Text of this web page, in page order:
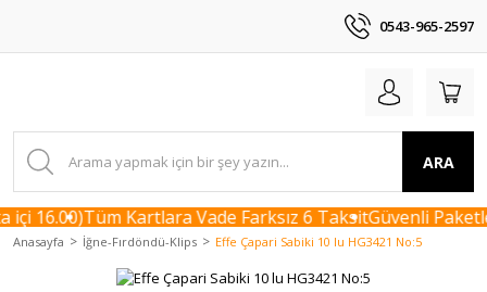
0543-965-2597
ARA
16.00)Tüm Kartlara Vade Farksız 6 TaksitGüvenli
Anasayfa İğne-Fırdöndü-Klips Effe Çapari Sabiki 10 lu HG3421 No:5